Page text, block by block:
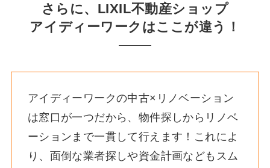
さらに、LIXIL不動産ショップ
アイディーワークはここが違う！
アイディーワークの中古×リノベーション
は窓口が一つだから、物件探しからリノベ
ーションまで一貫して行えます！これによ
り、面倒な業者探しや資金計画などもスム